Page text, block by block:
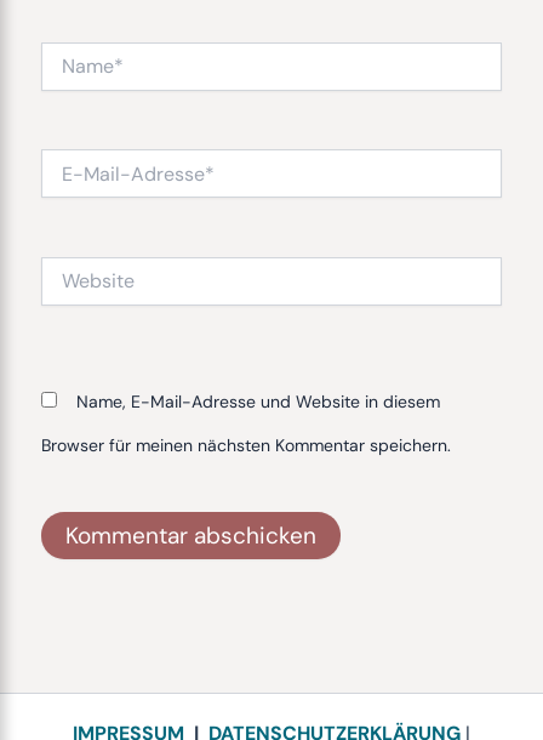
Mail-
Website
Name, E-Mail-Adresse und Website in diesem
Browser für meinen nächsten Kommentar speichern.
IMPRESSUM | DATENSCHUTZERKLÄRUNG |